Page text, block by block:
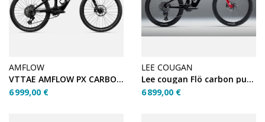
AMFLOW
VTTAE AMFLOW PX CARBON M
6 999,00 €
LEE COUGAN
Lee cougan Flö carbon pure black Sram 90
6 899,00 €